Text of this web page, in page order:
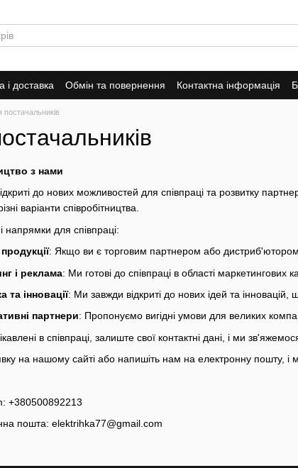
і доставка Обмін та повернення Контактна інформація
Trade-In Публічна оферта Політика
постачальників
з нами
до нових можливостей для співпраці та розвитку
варіанти співробітництва.
напрямки для співпраці:
: Якщо ви є торговим партнером або
і реклама: Ми готові до співпраці в області
та інновації: Ми завжди відкриті до нових ідей та
партнери: Пропонуємо вигідні умови для великих
в співпраці, залиште свої контактні дані, і ми
на нашому сайті або напишіть нам на електронну пошту, і
+380500892213
пошта: elektrihka77@gmail.com